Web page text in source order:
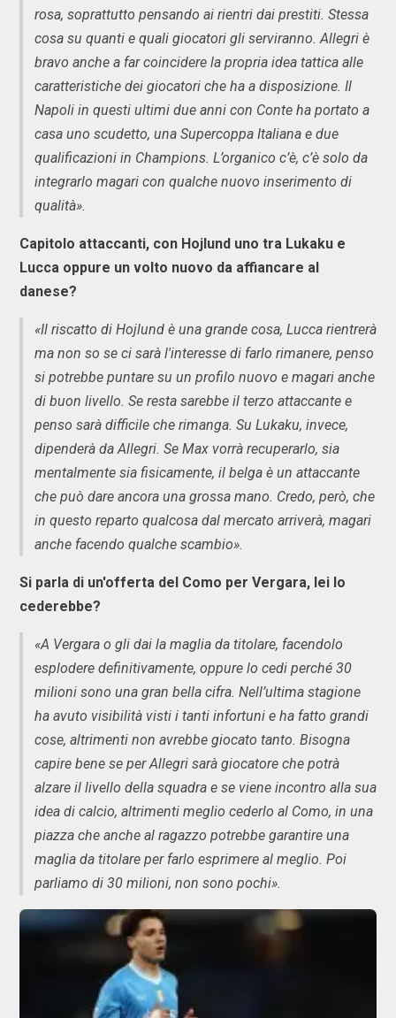
rosa, soprattutto pensando ai rientri dai prestiti. Stessa
cosa su quanti e quali giocatori gli serviranno. Allegri è
bravo anche a far coincidere la propria idea tattica alle
caratteristiche dei giocatori che ha a disposizione. Il
Napoli in questi ultimi due anni con Conte ha portato a
casa uno scudetto, una Supercoppa Italiana e due
qualificazioni in Champions. L’organico c’è, c’è solo da
integrarlo magari con qualche nuovo inserimento di
qualità».
Capitolo attaccanti, con Hojlund uno tra Lukaku e
Lucca oppure un volto nuovo da affiancare al
danese?
«Il riscatto di Hojlund è una grande cosa, Lucca rientrerà
ma non so se ci sarà l'interesse di farlo rimanere, penso
si potrebbe puntare su un profilo nuovo e magari anche
di buon livello. Se resta sarebbe il terzo attaccante e
penso sarà difficile che rimanga. Su Lukaku, invece,
dipenderà da Allegri. Se Max vorrà recuperarlo, sia
mentalmente sia fisicamente, il belga è un attaccante
che può dare ancora una grossa mano. Credo, però, che
in questo reparto qualcosa dal mercato arriverà, magari
anche facendo qualche scambio».
Si parla di un'offerta del Como per Vergara, lei lo
cederebbe?
«A Vergara o gli dai la maglia da titolare, facendolo
esplodere definitivamente, oppure lo cedi perché 30
milioni sono una gran bella cifra. Nell’ultima stagione
ha avuto visibilità visti i tanti infortuni e ha fatto grandi
cose, altrimenti non avrebbe giocato tanto. Bisogna
capire bene se per Allegri sarà giocatore che potrà
alzare il livello della squadra e se viene incontro alla sua
idea di calcio, altrimenti meglio cederlo al Como, in una
piazza che anche al ragazzo potrebbe garantire una
maglia da titolare per farlo esprimere al meglio. Poi
parliamo di 30 milioni, non sono pochi».